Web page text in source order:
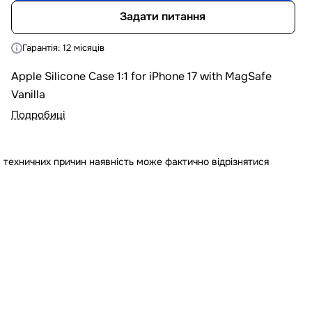
Задати питання
Гарантія: 12 місяців
Apple Silicone Case 1:1 for iPhone 17 with MagSafe
Vanilla
Подробиці
техничних причин наявність може фактично відрізнятися